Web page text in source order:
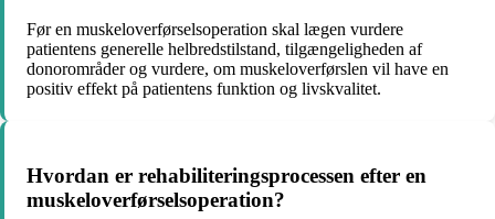
Før en muskeloverførselsoperation skal lægen vurdere
patientens generelle helbredstilstand, tilgængeligheden af
donorområder og vurdere, om muskeloverførslen vil have en
positiv effekt på patientens funktion og livskvalitet.
Hvordan er rehabiliteringsprocessen efter en
muskeloverførselsoperation?